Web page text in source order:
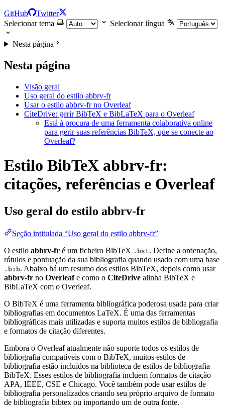
GitHub
Twitter
Selecionar tema
Selecionar língua
Nesta página
Nesta página
Visão geral
Uso geral do estilo abbrv-fr
Usar o estilo abbrv-fr no Overleaf
CiteDrive: gerir BibTeX e BibLaTeX para o Overleaf
Está à procura de uma ferramenta colaborativa online
para gerir suas referências BibTeX, que se conecte ao
Overleaf?
Estilo BibTeX abbrv-fr:
citações, referências e Overleaf
Uso geral do estilo abbrv-fr
Seção intitulada “Uso geral do estilo abbrv-fr”
O estilo abbrv-fr é um ficheiro BibTeX .bst. Define a ordenação,
rótulos e pontuação da sua bibliografia quando usado com uma base
.bib. Abaixo há um resumo dos estilos BibTeX, depois como usar
abbrv-fr no Overleafe como o CiteDrive alinha BibTeX e
BibLaTeX com o Overleaf.
O BibTeX é uma ferramenta bibliográfica poderosa usada para criar
bibliografias em documentos LaTeX. É uma das ferramentas
bibliográficas mais utilizadas e suporta muitos estilos de bibliografia
e formatos de citação diferentes.
Embora o Overleaf atualmente não suporte todos os estilos de
bibliografia compatíveis com o BibTeX, muitos estilos de
bibliografia estão incluídos na biblioteca de estilos de bibliografia
BibTeX. Esses estilos de bibliografia incluem formatos de citação
APA, IEEE, CSE e Chicago. Você também pode usar estilos de
bibliografia personalizados criando seu próprio arquivo de formato
de bibliografia bibtex ou importando um de outra fonte.